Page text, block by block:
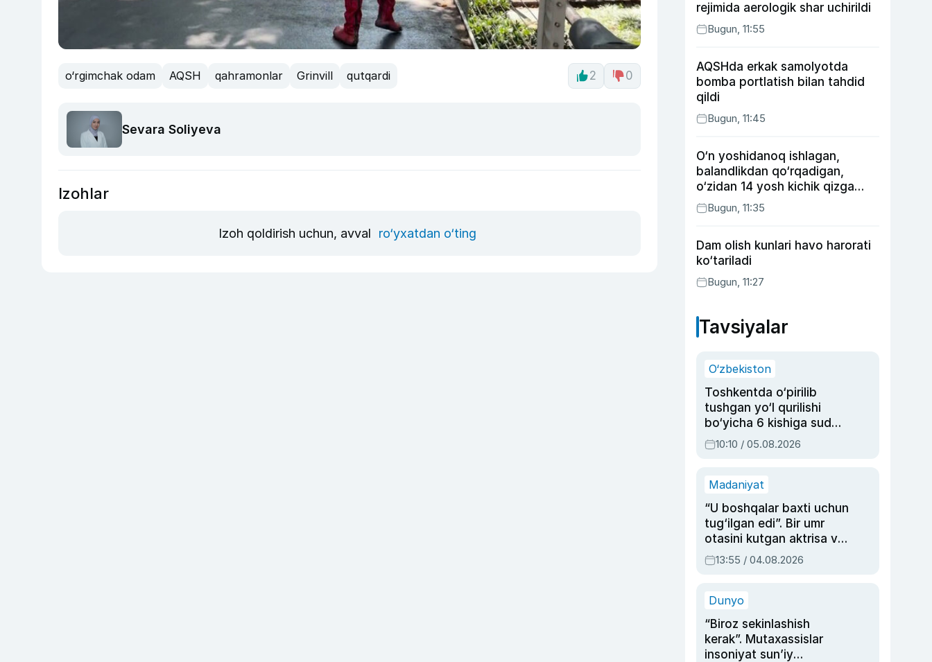
o‘rgimchak odam AQSH qahramonlar Grinvill qutqardi 2 0
Sevara Soliyeva
Izohlar
Izoh qoldirish uchun, avval ro‘yxatdan o‘ting
rejimida aerologik shar uchirildi
Bugun, 11:55
AQSHda erkak samolyotda
bomba portlatish bilan tahdid
qildi
Bugun, 11:45
O‘n yoshidanoq ishlagan,
balandlikdan qo‘rqadigan,
o‘zidan 14 yosh kichik qizga
uylangan Yorqinxo‘ja Umarov
34 yoshda
Bugun, 11:35
Dam olish kunlari havo harorati
ko‘tariladi
Bugun, 11:27
Tavsiyalar
O‘zbekiston
Toshkentda o‘pirilib
tushgan yo‘l qurilishi
bo‘yicha 6 kishiga sud
hukmi o‘qildi
10:10 / 05.08.2026
Madaniyat
“U boshqalar baxti uchun
tug‘ilgan edi”. Bir umr
otasini kutgan aktrisa va
dublyaj ustasi Rimma
Ahmedovaning
13:55 / 04.08.2026
Dunyo
“Biroz sekinlashish
kerak”. Mutaxassislar
insoniyat sun’iy